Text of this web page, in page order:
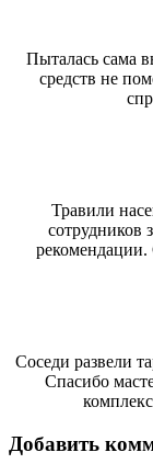
Пыталась сама
средств не
Травили
сотрудников
Соседи развели
Спасибо
Добавить